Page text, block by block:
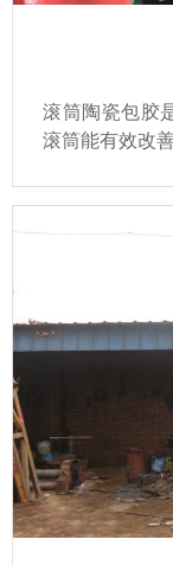
滚筒陶瓷包胶
滚筒能有效改